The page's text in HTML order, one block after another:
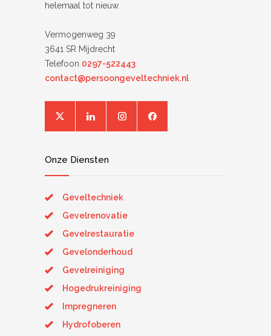
helemaal tot nieuw.
Vermogenweg 39
3641 SR Mijdrecht
Telefoon 0297-522443
contact@persoongeveltechniek.nl
Onze Diensten
Geveltechniek
Gevelrenovatie
Gevelrestauratie
Gevelonderhoud
Gevelreiniging
Hogedrukreiniging
Impregneren
Hydrofoberen